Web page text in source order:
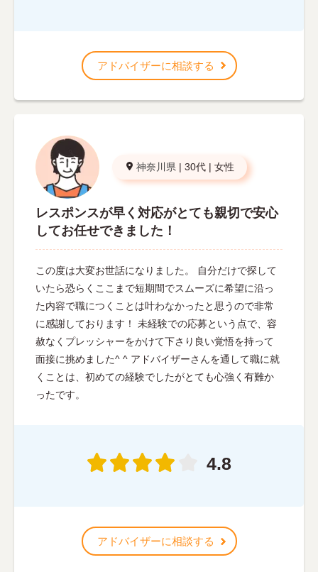
アドバイザーに相談する
神奈川県 | 30代 | 女性
レスポンスが早く対応がとても親切で安心
してお任せできました！
この度は大変お世話になりました。 自分だけで探して
いたら恐らくここまで短期間でスムーズに希望に沿っ
た内容で職につくことは叶わなかったと思うので非常
に感謝しております！ 未経験での応募という点で、容
赦なくプレッシャーをかけて下さり良い覚悟を持って
面接に挑めました^ ^ アドバイザーさんを通して職に就
くことは、初めての経験でしたがとても心強く有難か
ったです。
4.8
アドバイザーに相談する